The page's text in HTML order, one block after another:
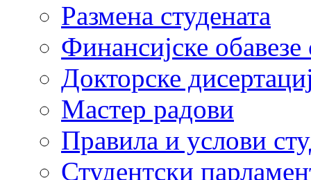
Размена студената
Финансијске обавезе
Докторске
Мастер радови
Правила и услови
Студентски